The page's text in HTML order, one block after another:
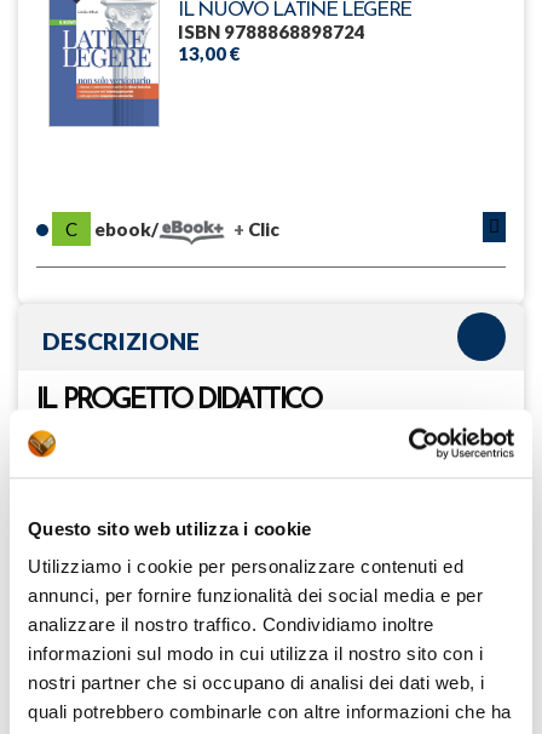
Questo sito web utilizza i cookie
Utilizziamo i cookie per personalizzare contenuti ed
annunci, per fornire funzionalità dei social media e per
analizzare il nostro traffico. Condividiamo inoltre
informazioni sul modo in cui utilizza il nostro sito con i
nostri partner che si occupano di analisi dei dati web, i
quali potrebbero combinarle con altre informazioni che ha
IL NUOVO LATINE LEGERE
ISBN 9788868898724
13,00 €
C ebook/ Clic
DESCRIZIONE
IL PROGETTO DIDATTICO
La Riforma dei Licei del 2010, l’introduzione del nuovo
esame di Stato, la rapida evoluzione della didattica imposta
dall’urgenza di rispondere agli effetti della pandemia da
dell’orientamento, hanno reso e rendono necessario un
apprendimento della lingua e della cultura latine.
In linea con questi mutamenti,Hereditaspropone,
attraverso una didattica incentrata sulla motivazione e
l’induttività, un approccio rinnovato e motivante alla
letteratura latina e allo stesso tempo teso a metterne in
luce il valore fondante per la successiva tradizione italiana
ed europea.
Riconoscere nella civiltà e nella lingua di Roma un’eredità